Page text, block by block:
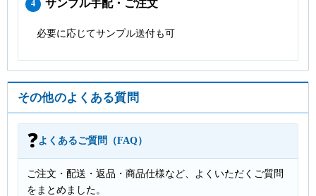
4 サンプル手配・ご注文
必要に応じてサンプル送付も可
その他のよくある質問
❓よくあるご質問（FAQ）
ご注文・配送・返品・商品仕様など、よくいただくご質問
をまとめました。